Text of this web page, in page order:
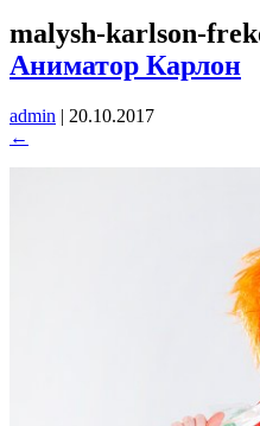
malysh-karlson-
Аниматор Карлон
admin | 20.10.2017
←